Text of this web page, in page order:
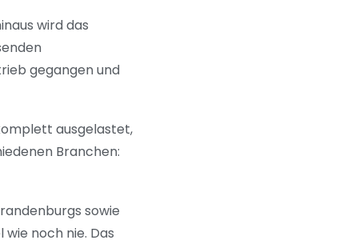
wird das
gegangen und
ausgelastet,
Branchen:
sowie
noch nie. Das